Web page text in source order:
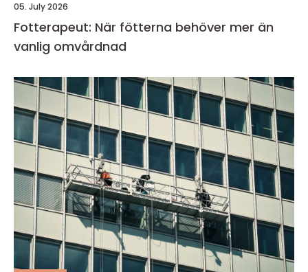
05. July 2026
Fotterapeut: När fötterna behöver mer än
vanlig omvårdnad